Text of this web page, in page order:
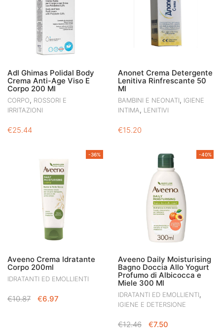
Adl Ghimas Polidal Body
Crema Anti-Age Viso E
Corpo 200 Ml
CORPO, ROSSORI E
IRRITAZIONI
€25.44
Anonet Crema Detergente
Lenitiva Rinfrescante 50
Ml
BAMBINI E NEONATI, IGIENE
INTIMA, LENITIVI
€15.20
-36%
Aveeno Crema Idratante
Corpo 200ml
IDRATANTI ED EMOLLIENTI
€10.87
IL
€6.97
-40%
Aveeno Daily Moisturising
Bagno Doccia Allo Yogurt
Profumo di Albicocca e
Miele 300 Ml
IDRATANTI ED EMOLLIENTI,
IGIENE E DETERSIONE
€12.46
IL
€7.50